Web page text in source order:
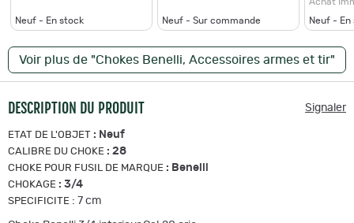
Neuf - En stock Neuf - Sur commande
Neuf - En
Voir plus de "Chokes Benelli, Accessoires armes et tir"
DESCRIPTION DU PRODUIT Signaler
ETAT DE L'OBJET : Neuf
CALIBRE DU CHOKE : 28
CHOKE POUR FUSIL DE MARQUE : Benelli
CHOKAGE : 3/4
SPECIFICITE : 7 cm